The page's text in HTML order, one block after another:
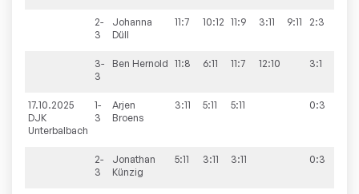
2-
3
Johanna
Düll
11:7 10:12 11:9 3:11 9:11 2:3
3-
3
Ben Hernold 11:8 6:11 11:7 12:10 3:1
17.10.2025
DJK
Unterbalbach
1-
3
Arjen
Broens
3:11 5:11 5:11 0:3
2-
3
Jonathan
Künzig
5:11 3:11 3:11 0:3